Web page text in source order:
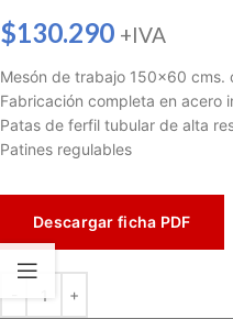
$130.290 +IVA
Mesón de trabajo 150×60 cms.
Fabricación completa en acero
Patas de ferfil tubular de alta
Patines regulables
Descargar ficha PDF